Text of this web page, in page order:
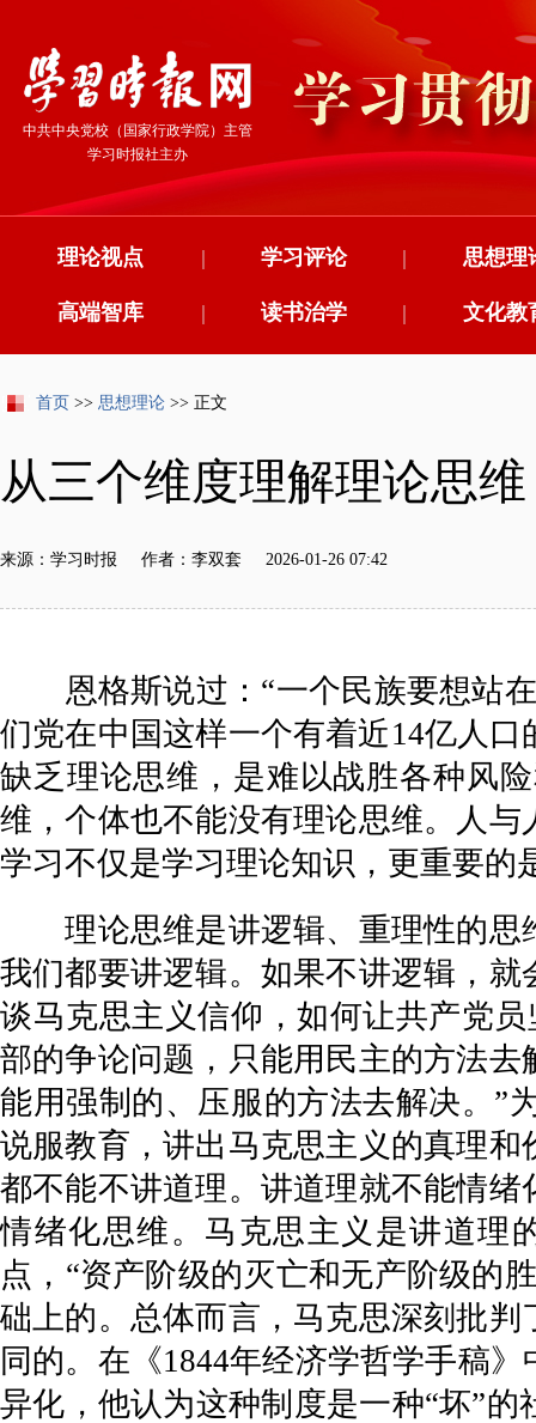
中共中央党校（国家行政学院）主管
学习时报社主办
理论视点 学习评论
| 思想理
|
高端智库 读书治学
| 文化教
|
首页 >> 思想理论 >> 正文
从三个维度理解理论思维
来源：学习时报 作者：李双套 2026-01-26 07:42
恩格斯说过：“一个民族要想站在
们党在中国这样一个有着近14亿人
缺乏理论思维，是难以战胜各种风
维，个体也不能没有理论思维。人
学习不仅是学习理论知识，更重要的
理论思维是讲逻辑、重理性的思
我们都要讲逻辑。如果不讲逻辑，
谈马克思主义信仰，如何让共产党
部的争论问题，只能用民主的方法
能用强制的、压服的方法去解决。”
说服教育，讲出马克思主义的真理
都不能不讲道理。讲道理就不能情
情绪化思维。马克思主义是讲道理
点，“资产阶级的灭亡和无产阶级的
础上的。总体而言，马克思深刻批
同的。在《1844年经济学哲学手稿
异化，他认为这种制度是一种“坏”